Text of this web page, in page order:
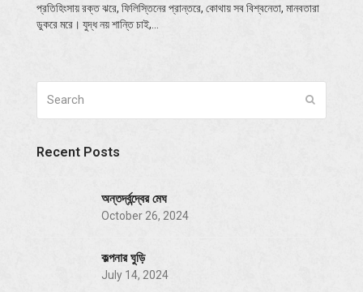
প্রতিহিংসায় রক্ত ঝরে, ফিলিস্তিনের প্রান্তরে, কোথায় সব বিশ্বনেতা, মানবতারা
ডুকরে মরে। যুদ্ধ নয় শান্তি চাই,…
Recent Posts
অন্তর্দ্বন্দ্বের মেঘ
October 26, 2024
কল্পনার ঘুড়ি
July 14, 2024